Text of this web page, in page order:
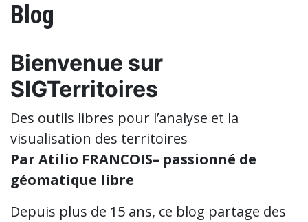
Blog
Bienvenue sur
SIGTerritoires
Des outils libres pour l’analyse et la
visualisation des territoires
Par Atilio FRANCOIS– passionné de
géomatique libre
Depuis plus de 15 ans, ce blog partage des